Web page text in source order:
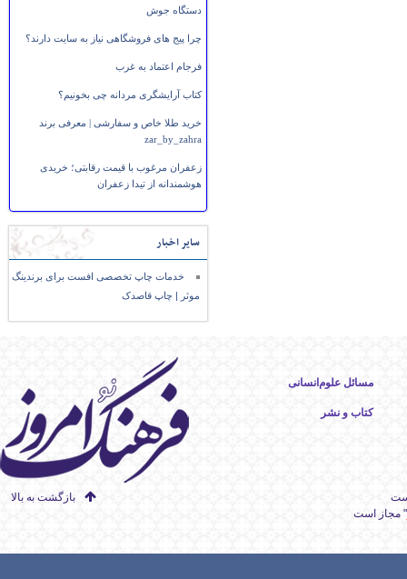
دستگاه جوش
چرا پیج های فروشگاهی نیاز به سایت دارند؟
فرجام اعتماد به غرب
کتاب آرایشگری مردانه چی بخونیم؟
خرید طلا خاص و سفارشی | معرفی برند
zar_by_zahra
زعفران مرغوب با قیمت رقابتی؛ خریدی
هوشمندانه از تیدا زعفران
سایر اخبار
خدمات چاپ تخصصی افست برای برندینگ
موثر | چاپ قاصدک
مسائل علوم‌انسانی
کتاب و نشر
بازگشت به بالا
" مجاز است